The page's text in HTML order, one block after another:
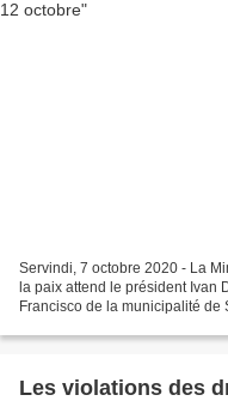
Servindi, 7 octobre 2020 - La
la paix attend le président Ivan
Francisco de la municipalité de
Les violations des